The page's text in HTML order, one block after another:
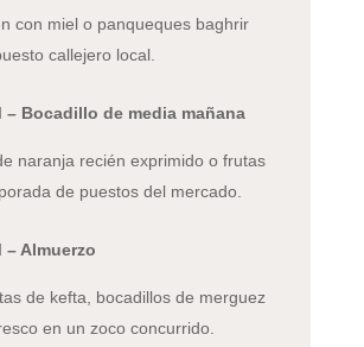
con miel o panqueques baghrir
callejero local.
– Bocadillo de media mañana
naranja recién exprimido o frutas
de puestos del mercado.
– Almuerzo
de kefta, bocadillos de merguez
en un zoco concurrido.